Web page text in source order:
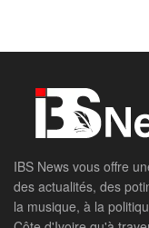
IBS News vous offre
des actualités, des
la musique, à la